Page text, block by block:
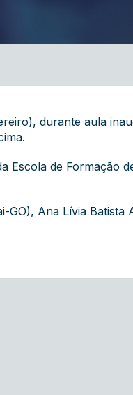
durante aula
Escola de Formação
GO), Ana Lívia Batista